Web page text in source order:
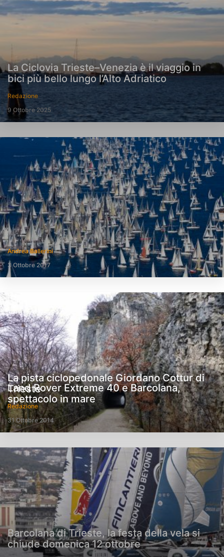
La Ciclovia Trieste–Venezia è il viaggio in
bici più bello lungo l’Alto Adriatico
Redazione
9 Ottobre 2025
Andrea Ballerini
3 Ottobre 2017
La pista ciclopedonale Giordano Cottur di
Trieste
Redazione
31 Ottobre 2014
Barcolana di Trieste, la festa della vela si
chiude domenica 12 ottobre
Land Rover Extreme 40 e Barcolana,
spettacolo in mare